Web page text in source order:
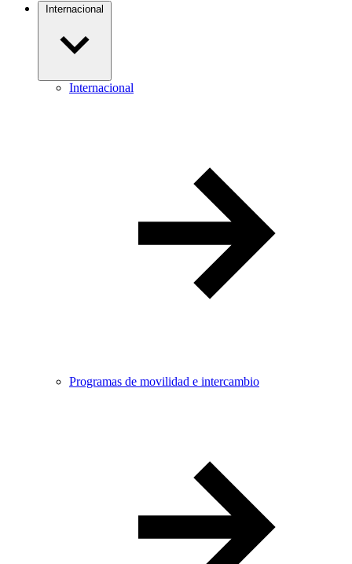
Internacional
Internacional
Programas de movilidad e intercambio